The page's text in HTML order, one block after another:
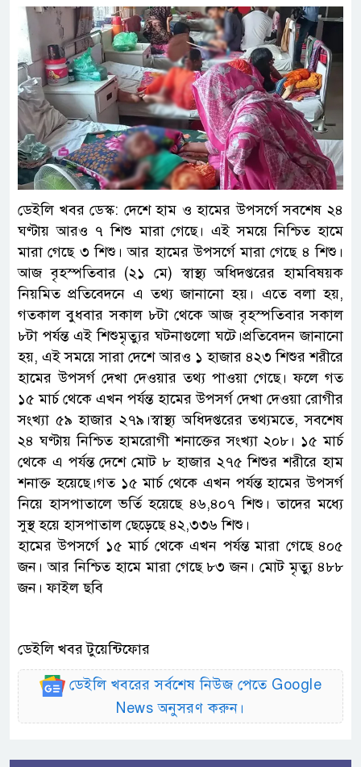
ডেইলি খবর ডেস্ক: দেশে হাম ও হামের উপসর্গে সবশেষ ২৪
ঘণ্টায় আরও ৭ শিশু মারা গেছে। এই সময়ে নিশ্চিত হামে
মারা গেছে ৩ শিশু। আর হামের উপসর্গে মারা গেছে ৪ শিশু।
আজ বৃহস্পতিবার (২১ মে) স্বাস্থ্য অধিদপ্তরের হামবিষয়ক
নিয়মিত প্রতিবেদনে এ তথ্য জানানো হয়। এতে বলা হয়,
গতকাল বুধবার সকাল ৮টা থেকে আজ বৃহস্পতিবার সকাল
৮টা পর্যন্ত এই শিশুমৃত্যুর ঘটনাগুলো ঘটে।প্রতিবেদন জানানো
হয়, এই সময়ে সারা দেশে আরও ১ হাজার ৪২৩ শিশুর শরীরে
হামের উপসর্গ দেখা দেওয়ার তথ্য পাওয়া গেছে। ফলে গত
১৫ মার্চ থেকে এখন পর্যন্ত হামের উপসর্গ দেখা দেওয়া রোগীর
সংখ্যা ৫৯ হাজার ২৭৯।স্বাস্থ্য অধিদপ্তরের তথ্যমতে, সবশেষ
২৪ ঘণ্টায় নিশ্চিত হামরোগী শনাক্তের সংখ্যা ২০৮। ১৫ মার্চ
থেকে এ পর্যন্ত দেশে মোট ৮ হাজার ২৭৫ শিশুর শরীরে হাম
শনাক্ত হয়েছে।গত ১৫ মার্চ থেকে এখন পর্যন্ত হামের উপসর্গ
নিয়ে হাসপাতালে ভর্তি হয়েছে ৪৬,৪০৭ শিশু। তাদের মধ্যে
সুস্থ হয়ে হাসপাতাল ছেড়েছে ৪২,৩৩৬ শিশু।
হামের উপসর্গে ১৫ মার্চ থেকে এখন পর্যন্ত মারা গেছে ৪০৫
জন। আর নিশ্চিত হামে মারা গেছে ৮৩ জন। মোট মৃত্যু ৪৮৮
জন। ফাইল ছবি
ডেইলি খবর টুয়েন্টিফোর
ডেইলি খবরের সর্বশেষ নিউজ পেতে Google
News অনুসরণ করুন।